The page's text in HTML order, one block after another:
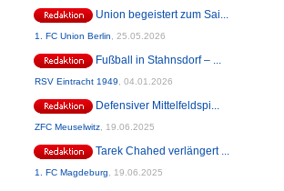
Union begeistert zum Sai...
1. FC Union Berlin 25.05.2026
Fußball in Stahnsdorf – ...
RSV Eintracht 1949 04.01.2026
Defensiver Mittelfeldspi...
ZFC Meuselwitz 19.06.2025
Tarek Chahed verlängert ...
1. FC Magdeburg 19.06.2025